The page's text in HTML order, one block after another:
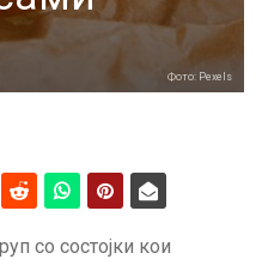
Фото: Pexels
со состојки кои